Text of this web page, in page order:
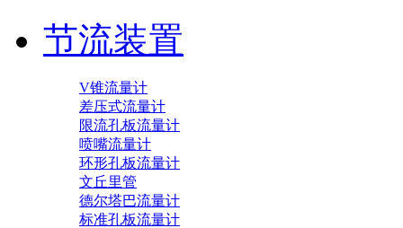
节流装置
V锥流量计
差压式流量计
限流孔板流量计
喷嘴流量计
环形孔板流量计
文丘里管
德尔塔巴流量计
标准孔板流量计